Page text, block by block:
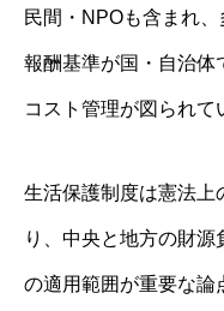
民間・NPOも含まれ
報酬基準が国・自治体
コスト管理が図られて
生活保護制度は憲法上
り、中央と地方の財
の適用範囲が重要な論